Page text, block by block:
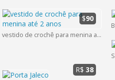
vestido de crochê para menina até 2 anos
$90
R$ 38